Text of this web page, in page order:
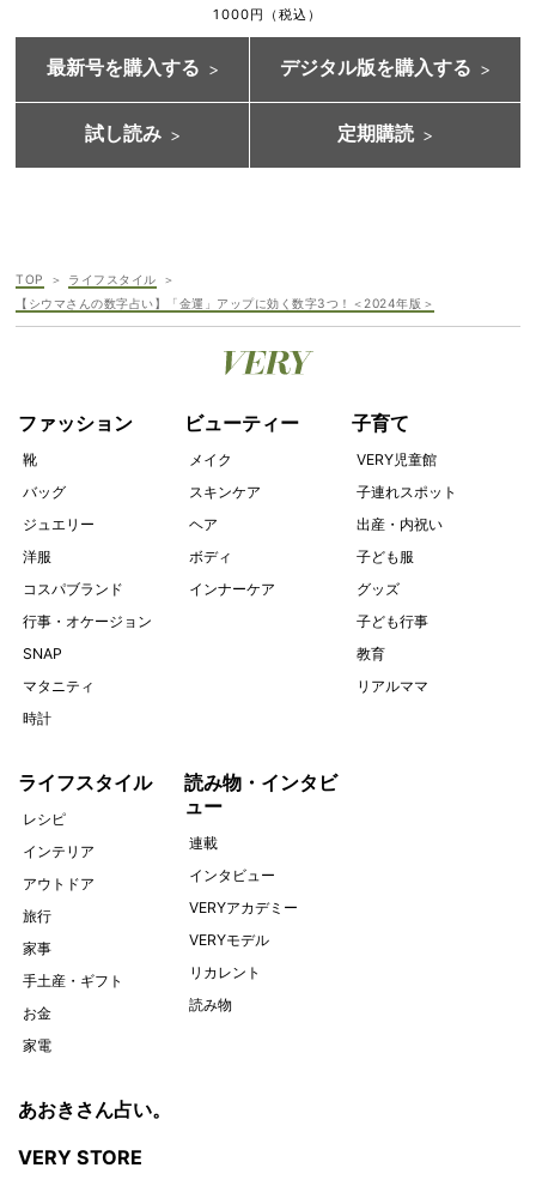
1000円（税込）
最新号を購入する デジタル版を購入する
試し読み 定期購読
TOP
ライフスタイル
【シウマさんの数字占い】「金運」アップに効く数字3つ！＜2024年版＞
ファッション
靴
バッグ
ジュエリー
洋服
コスパブランド
行事・オケージョン
SNAP
マタニティ
時計
ビューティー
メイク
スキンケア
ヘア
ボディ
インナーケア
子育て
VERY児童館
子連れスポット
出産・内祝い
子ども服
グッズ
子ども行事
教育
リアルママ
ライフスタイル
レシピ
インテリア
アウトドア
旅行
家事
手土産・ギフト
お金
家電
読み物・インタビ
ュー
連載
インタビュー
VERYアカデミー
VERYモデル
リカレント
読み物
あおきさん占い。
VERY STORE